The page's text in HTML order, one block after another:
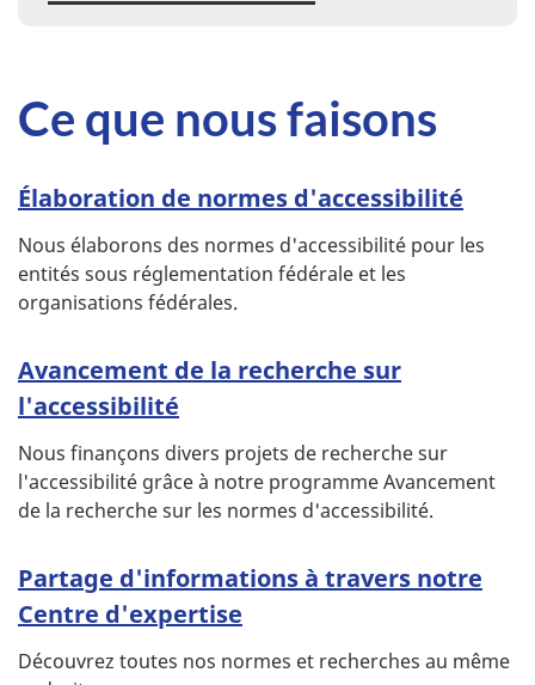
Ce que nous faisons
Élaboration de normes d'accessibilité
Nous élaborons des normes d'accessibilité pour les
entités sous réglementation fédérale et les
organisations fédérales.
Avancement de la recherche sur
l'accessibilité
Nous finançons divers projets de recherche sur
l'accessibilité grâce à notre programme Avancement
de la recherche sur les normes d'accessibilité.
Partage d'informations à travers notre
Centre d'expertise
Découvrez toutes nos normes et recherches au même